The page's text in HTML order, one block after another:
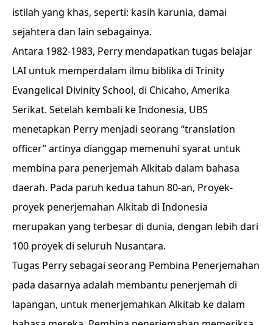
istilah yang khas, seperti: kasih karunia, damai
sejahtera dan lain sebagainya.
Antara 1982-1983, Perry mendapatkan tugas belajar
LAI untuk memperdalam ilmu biblika di Trinity
Evangelical Divinity School, di Chicaho, Amerika
Serikat. Setelah kembali ke Indonesia, UBS
menetapkan Perry menjadi seorang “translation
officer” artinya dianggap memenuhi syarat untuk
membina para penerjemah Alkitab dalam bahasa
daerah. Pada paruh kedua tahun 80-an, Proyek-
proyek penerjemahan Alkitab di Indonesia
merupakan yang terbesar di dunia, dengan lebih dari
100 proyek di seluruh Nusantara.
Tugas Perry sebagai seorang Pembina Penerjemahan
pada dasarnya adalah membantu penerjemah di
lapangan, untuk menerjemahkan Alkitab ke dalam